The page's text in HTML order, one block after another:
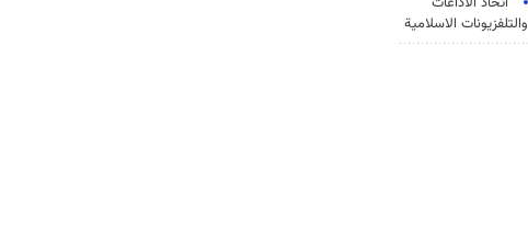
والتلفزيونات الاسلامية